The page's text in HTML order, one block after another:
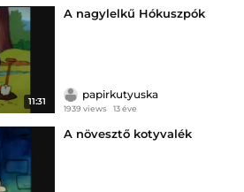
11:31
A nagylelkű Hókuszpók
papirkutyuska
1939 views 13 éve
A növesztő kotyvalék